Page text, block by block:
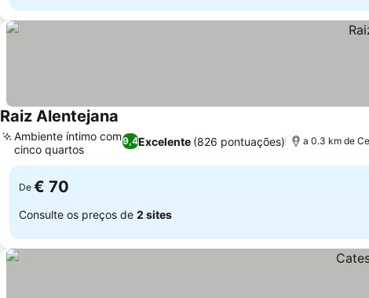
Raiz Alentejana
9,4Excelente (826 pontuações)
Ambiente íntimo com
cinco quartos
a 0.3 km de
De € 70
Consulte os preços de 2 sites